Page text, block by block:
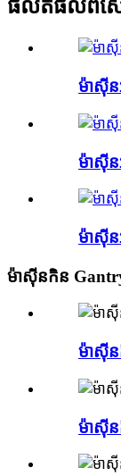
ផលិតផលពិស
ម៉ាស៊ី
ម៉ាស៊ី
ម៉ាស៊ី
ម៉ាស៊ីនកិន
ម៉ាស៊ី
ម៉ាស៊ី